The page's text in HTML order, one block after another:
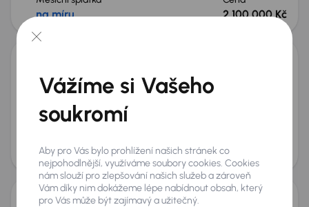
na míru 2 100 000 Kč
BMW X1
202514 893 km AutomatBenzín sDrive18i 100 kW
Po prvním majiteli Servisní knížka
sDrive18i
+4 dalších
na míru
Zlevněno o 80 000 Kč
Vážíme si Vašeho
soukromí
Aby pro Vás bylo prohlížení našich stránek co
nejpohodlnější, využíváme soubory cookies. Cookies
nám slouží pro zlepšování našich služeb a zároveň
Vám díky nim dokážeme lépe nabídnout obsah, který
pro Vás může být zajímavý a užitečný.